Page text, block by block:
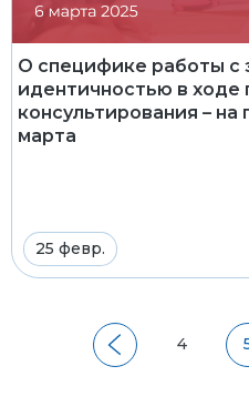
О специфике работы с
идентичностью в ходе
консультирования –
марта
25 февр.
4